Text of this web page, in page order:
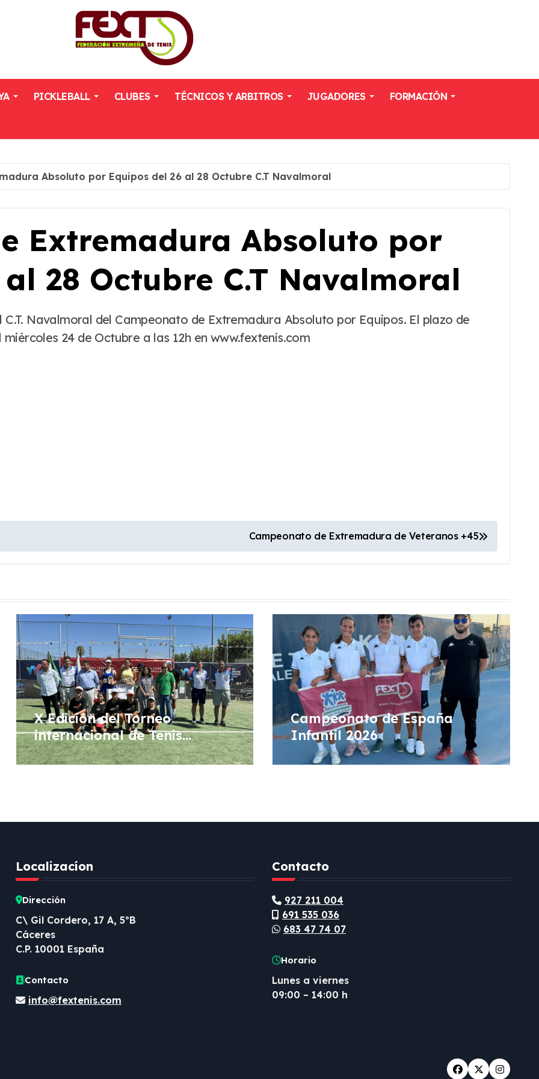
PICKLEBALL CLUBES TÉCNICOS Y ARBITROS JUGADORES FORMACIÓN
Absoluto por Equipos del 26 al 28 Octubre C.T Navalmoral
Extremadura Absoluto por
28 Octubre C.T Navalmoral
24 de Octubre a las 12h en www.fextenis.com
Campeonato de Extremadura de Veteranos +45
X Edición del Torneo
internacional de Tenis
Femenino WTA “Ciudad de
Don Benito”
Campeonato de España
Infantil 2026
Localizacíon
Dirección
C\ Gil Cordero, 17 A, 5ºB
Cáceres
C.P. 10001 España
Contacto
info@fextenis.com
Contacto
927 211 004
691 535 036
683 47 74 07
Horario
Lunes a viernes
09:00 – 14:00 h